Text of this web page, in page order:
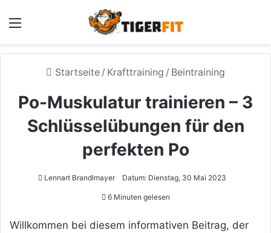
Startseite / Krafttraining / Beintraining
Po-Muskulatur trainieren – 3
Schlüsselübungen für den
perfekten Po
Lennart Brandlmayer Datum: Dienstag, 30 Mai 2023
6 Minuten gelesen
Willkommen bei diesem informativen Beitrag, der